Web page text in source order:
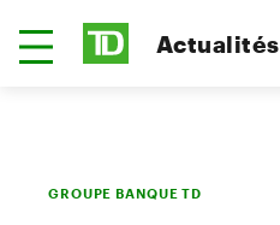
Actualités
GROUPE BANQUE TD